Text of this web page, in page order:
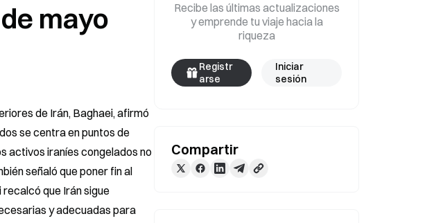
mayo
de Irán, Baghaei, afirmó
se centra en puntos de
activos iraníes congelados no
señaló que poner fin al
que Irán sigue
y adecuadas para
Recibe las últimas actualizaciones
y emprende tu viaje hacia la
riqueza
Registr
arse
Iniciar
sesión
Compartir